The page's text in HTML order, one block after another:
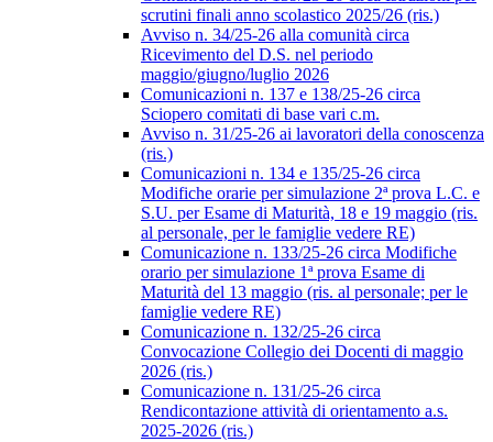
scrutini finali anno scolastico 2025/26 (ris.)
Avviso n. 34/25-26 alla comunità circa
Ricevimento del D.S. nel periodo
maggio/giugno/luglio 2026
Comunicazioni n. 137 e 138/25-26 circa
Sciopero comitati di base vari c.m.
Avviso n. 31/25-26 ai lavoratori della conoscenza
(ris.)
Comunicazioni n. 134 e 135/25-26 circa
Modifiche orarie per simulazione 2ª prova L.C. e
S.U. per Esame di Maturità, 18 e 19 maggio (ris.
al personale, per le famiglie vedere RE)
Comunicazione n. 133/25-26 circa Modifiche
orario per simulazione 1ª prova Esame di
Maturità del 13 maggio (ris. al personale; per le
famiglie vedere RE)
Comunicazione n. 132/25-26 circa
Convocazione Collegio dei Docenti di maggio
2026 (ris.)
Comunicazione n. 131/25-26 circa
Rendicontazione attività di orientamento a.s.
2025-2026 (ris.)